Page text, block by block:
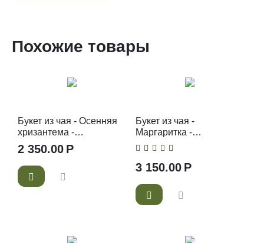
Похожие товары
Букет из чая - Осенняя
хризантема -
Подарочный набор
чайный букет
2 350.00 Р
Букет из чая -
Маргаритка -
Подарочный набор
3 150.00 Р